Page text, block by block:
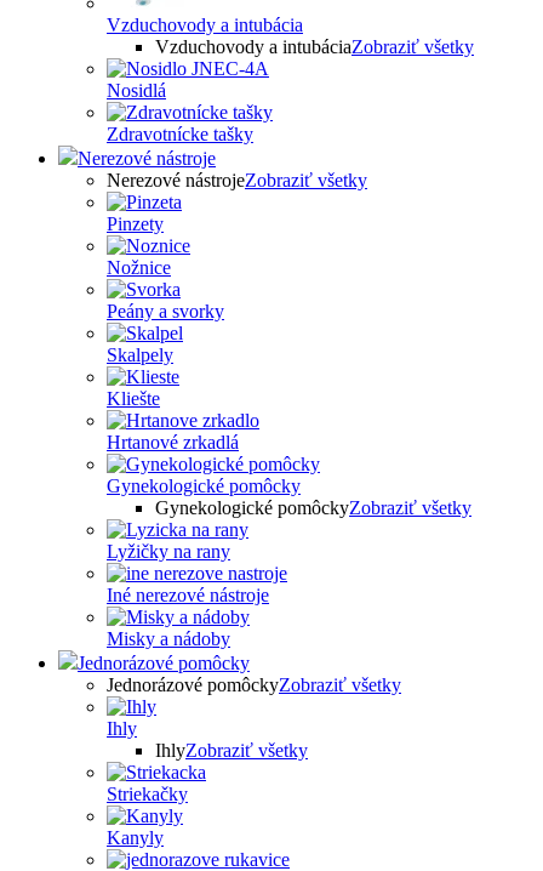
Vzduchovody a intubácia
Vzduchovody a intubáciaZobraziť všetky
Nosidlá
Zdravotnícke tašky
Nerezové nástroje
Nerezové nástrojeZobraziť všetky
Pinzety
Nožnice
Peány a svorky
Skalpely
Kliešte
Hrtanové zrkadlá
Gynekologické pomôcky
Gynekologické pomôckyZobraziť všetky
Lyžičky na rany
Iné nerezové nástroje
Misky a nádoby
Jednorázové pomôcky
Jednorázové pomôckyZobraziť všetky
Ihly
IhlyZobraziť všetky
Striekačky
Kanyly